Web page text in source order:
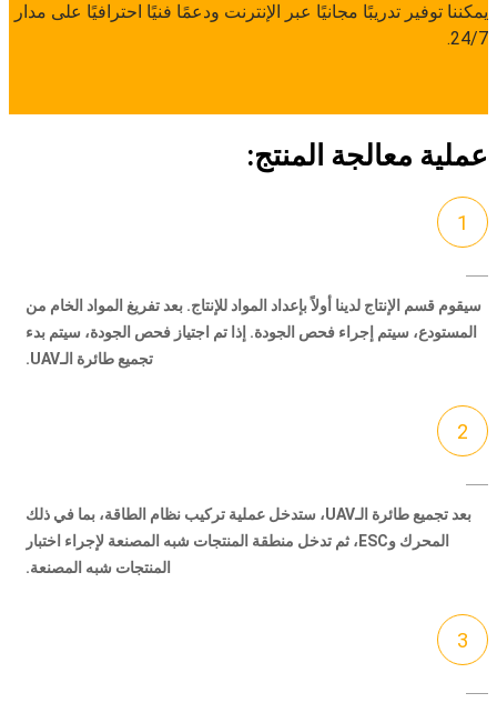
يمكننا توفير تدريبًا مجانيًا عبر الإنترنت ودعمًا فنيًا احترافيًا على مدار
24/7.
عملية معالجة المنتج:
1
سيقوم قسم الإنتاج لدينا أولاً بإعداد المواد للإنتاج. بعد تفريغ المواد الخام من
المستودع، سيتم إجراء فحص الجودة. إذا تم اجتياز فحص الجودة، سيتم بدء
تجميع طائرة الـUAV.
2
بعد تجميع طائرة الـUAV، ستدخل عملية تركيب نظام الطاقة، بما في ذلك
المحرك وESC، ثم تدخل منطقة المنتجات شبه المصنعة لإجراء اختبار
المنتجات شبه المصنعة.
3